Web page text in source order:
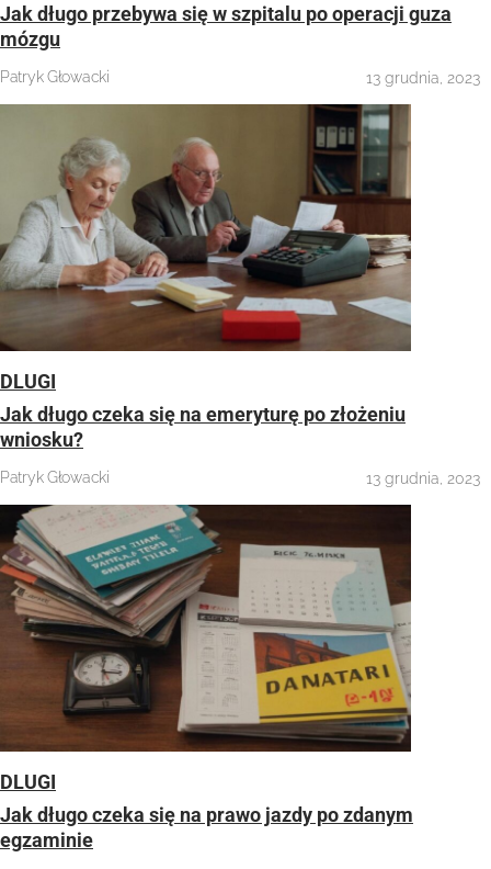
Jak długo przebywa się w szpitalu po operacji guza
mózgu
Patryk Głowacki 13 grudnia, 2023
DLUGI
Jak długo czeka się na emeryturę po złożeniu
wniosku?
Patryk Głowacki 13 grudnia, 2023
DLUGI
Jak długo czeka się na prawo jazdy po zdanym
egzaminie